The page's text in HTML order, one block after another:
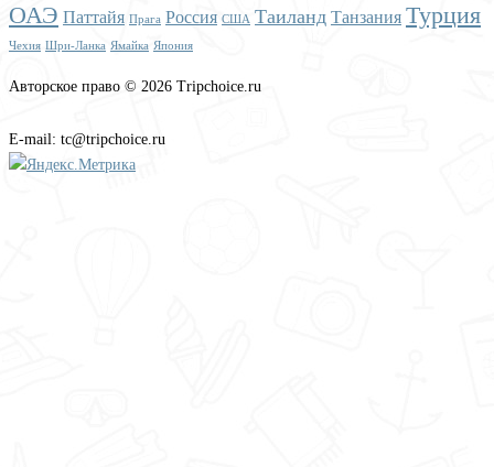
ОАЭ Паттайя Прага Россия США Таиланд Танзания Турция
Чехия Шри-Ланка Ямайка Япония
Авторское право © 2026 Tripchoice.ru
E-mail: tc@tripchoice.ru